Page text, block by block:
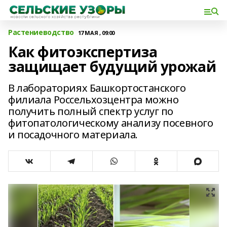
Растениеводство 17 МАЯ , 09:00
Как фитоэкспертиза
защищает будущий урожай
В лабораториях Башкортостанского
филиала Россельхозцентра можно
получить полный спектр услуг по
фитопатологическому анализу посевного
и посадочного материала.